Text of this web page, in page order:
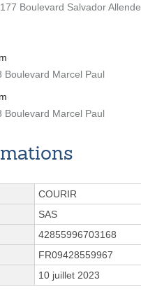
Boulevard Salvador Allende
Boulevard Marcel Paul
Boulevard Marcel Paul
COURIR
SAS
42855996703168
FR09428559967
10 juillet 2023